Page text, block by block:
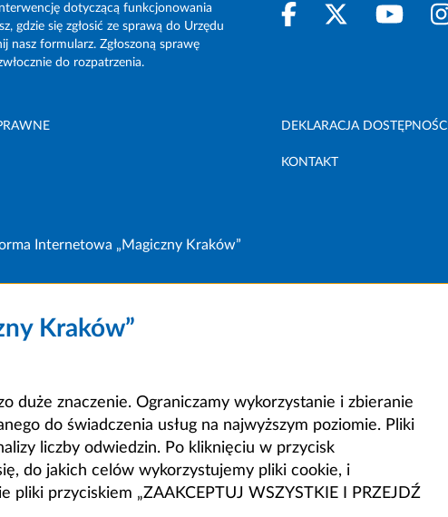
dotyczącą funkcjonowania
gdzie się zgłosić ze sprawą do Urzędu
nasz formularz. Zgłoszoną sprawę
do rozpatrzenia.
DEKLARACJA DOSTĘPNOŚCI
KONTAKT
Internetowa „Magiczny Kraków”
Kraków”
duże znaczenie. Ograniczamy wykorzystanie i zbieranie
do świadczenia usług na najwyższym poziomie. Pliki
liczby odwiedzin. Po kliknięciu w przycisk
do jakich celów wykorzystujemy pliki cookie, i
przyciskiem „ZAAKCEPTUJ WSZYSTKIE I PRZEJDŹ